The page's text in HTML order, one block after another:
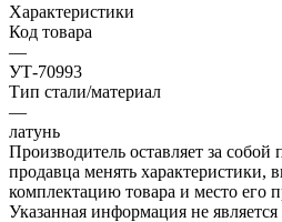
Характеристики
Код товара
—
УТ-70993
Тип стали/материал
—
латунь
Производитель оставляет за собой
продавца менять характеристики,
комплектацию товара и место его
Указанная информация не